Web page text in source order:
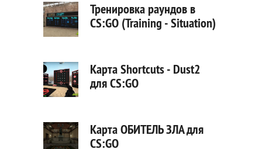
Тренировка раундов в
CS:GO (Training - Situation)
Карта Shortcuts - Dust2
для CS:GO
Карта ОБИТЕЛЬ ЗЛА для
CS:GO